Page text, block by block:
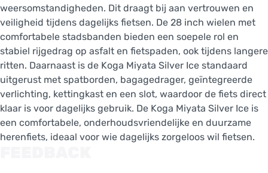
weersomstandigheden. Dit draagt bij aan vertrouwen en
veiligheid tijdens dagelijks fietsen. De 28 inch wielen met
comfortabele stadsbanden bieden een soepele rol en
stabiel rijgedrag op asfalt en fietspaden, ook tijdens langere
ritten. Daarnaast is de Koga Miyata Silver Ice standaard
uitgerust met spatborden, bagagedrager, geïntegreerde
verlichting, kettingkast en een slot, waardoor de fiets direct
klaar is voor dagelijks gebruik. De Koga Miyata Silver Ice is
een comfortabele, onderhoudsvriendelijke en duurzame
herenfiets, ideaal voor wie dagelijks zorgeloos wil fietsen.